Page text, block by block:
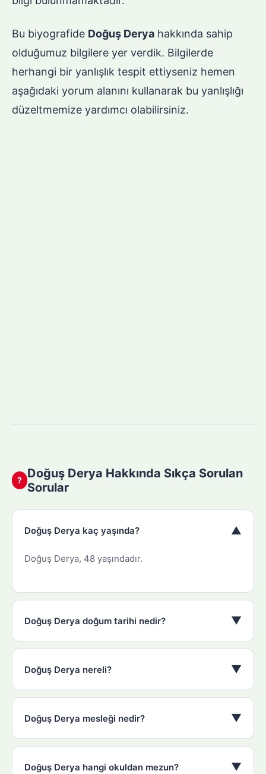
Bu biyografide Doğuş Derya hakkında sahip
olduğumuz bilgilere yer verdik. Bilgilerde
herhangi bir yanlışlık tespit ettiyseniz hemen
aşağıdaki yorum alanını kullanarak bu yanlışlığı
düzeltmemize yardımcı olabilirsiniz.
? Doğuş Derya Hakkında Sıkça Sorulan
Sorular
Doğuş Derya kaç yaşında? ▼
Doğuş Derya, 48 yaşındadır.
Doğuş Derya doğum tarihi nedir? ▼
Doğuş Derya nereli? ▼
Doğuş Derya mesleği nedir? ▼
Doğuş Derya hangi okuldan mezun? ▼